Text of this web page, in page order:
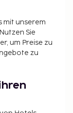
mit unserem
Sie
um Preise zu
zu